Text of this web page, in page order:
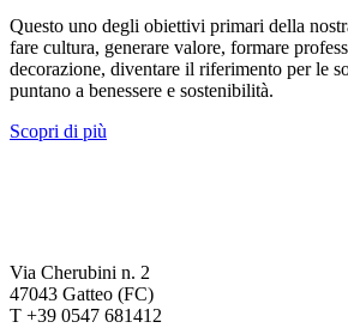
Questo uno degli obiettivi primari della
fare cultura, generare valore, formare
decorazione, diventare il riferimento per le
puntano a benessere e sostenibilità.
Scopri di più
Via Cherubini n. 2
47043 Gatteo (FC)
T +39 0547 681412